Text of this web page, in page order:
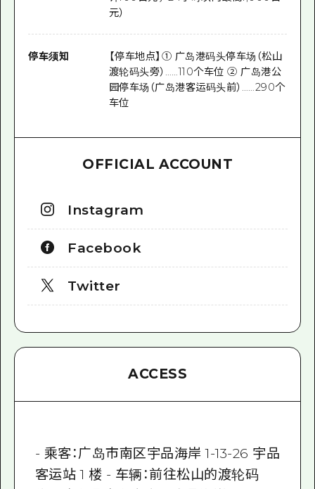
元）
停车须知
【停车地点】① 广岛港码头停车场（松山
渡轮码头旁）……110个车位 ② 广岛港公
园停车场（广岛港客运码头前）……290个
车位
OFFICIAL ACCOUNT
Instagram
Facebook
Twitter
ACCESS
- 乘客：广岛市南区宇品海岸 1-13-26 宇品
客运站 1 楼 - 车辆：前往松山的渡轮码